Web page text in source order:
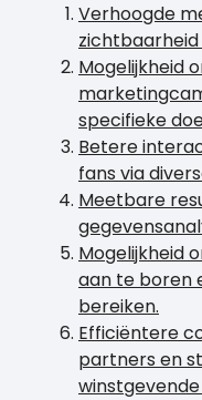
Verhoogde
Mogelijkheid
specifieke
Betere
fans via
Meetbare
Mogelijkheid
aan te boren
bereiken.
Efficiëntere
partners en